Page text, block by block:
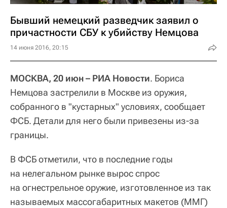
Бывший немецкий разведчик заявил о
причастности СБУ к убийству Немцова
14 июня 2016, 20:15
МОСКВА, 20 июн – РИА Новости. Бориса
Немцова застрелили в Москве из оружия,
собранного в "кустарных" условиях, сообщает
ФСБ. Детали для него были привезены из-за
границы.
В ФСБ отметили, что в последние годы
на нелегальном рынке вырос спрос
на огнестрельное оружие, изготовленное из так
называемых массогабаритных макетов (ММГ)